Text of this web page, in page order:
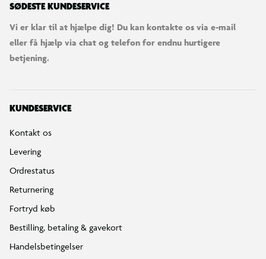
SØDESTE KUNDESERVICE
Vi er klar til at hjælpe dig! Du kan kontakte os via e-mail
eller få hjælp via chat og telefon for endnu hurtigere
betjening.
KUNDESERVICE
Kontakt os
Levering
Ordrestatus
Returnering
Fortryd køb
Bestilling, betaling & gavekort
Handelsbetingelser